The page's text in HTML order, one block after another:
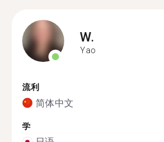
W.
Yao
流利
简体中文
学